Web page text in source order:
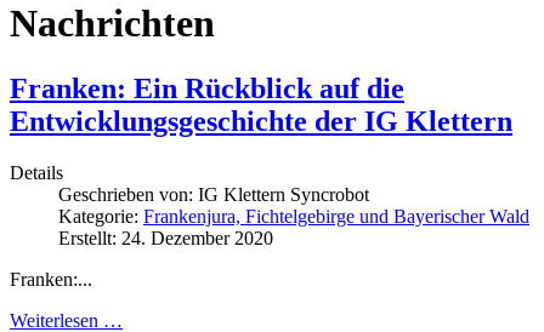
Nachrichten
Franken: Ein Rückblick auf die
Entwicklungsgeschichte der IG Klettern
Details
Geschrieben von: IG Klettern Syncrobot
Kategorie: Frankenjura, Fichtelgebirge und Bayerischer Wald
Erstellt: 24. Dezember 2020
Franken:...
Weiterlesen …